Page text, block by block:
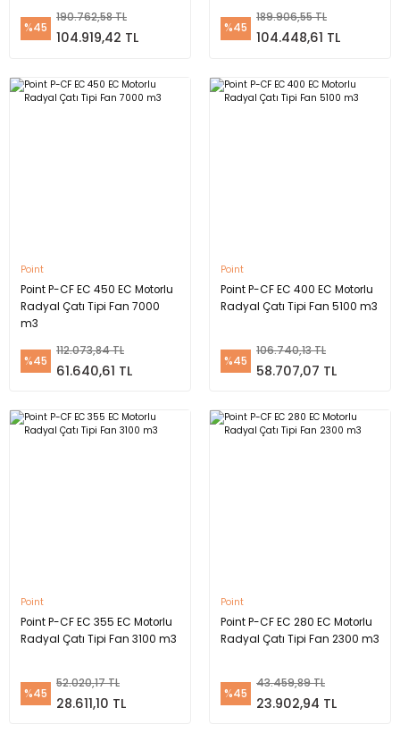
%45
190.762,58 TL
104.919,42 TL
%45
189.906,55 TL
104.448,61 TL
Point
Point P-CF EC 450 EC Motorlu
Radyal Çatı Tipi Fan 7000
m3
%45
112.073,84 TL
61.640,61 TL
Point
Point P-CF EC 400 EC Motorlu
Radyal Çatı Tipi Fan 5100 m3
%45
106.740,13 TL
58.707,07 TL
Point
Point P-CF EC 355 EC Motorlu
Radyal Çatı Tipi Fan 3100 m3
%45
52.020,17 TL
28.611,10 TL
Point
Point P-CF EC 280 EC Motorlu
Radyal Çatı Tipi Fan 2300 m3
%45
43.459,89 TL
23.902,94 TL